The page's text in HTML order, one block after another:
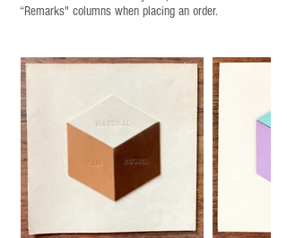
“Remarks" columns when placing an order.